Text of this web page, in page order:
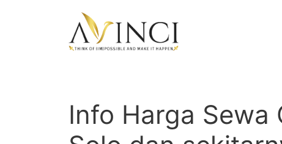
Info Harga Sewa